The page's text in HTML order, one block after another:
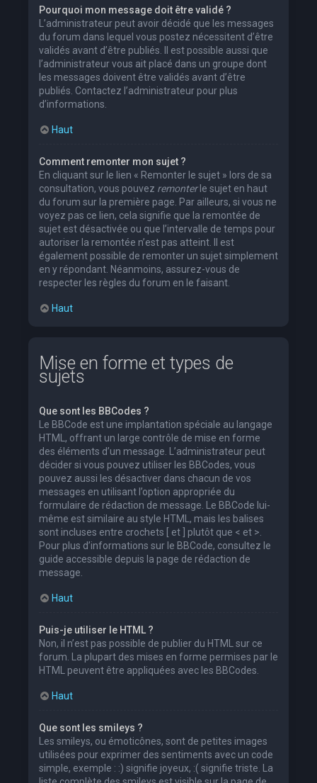
Pourquoi mon message doit être validé ?
L’administrateur peut avoir décidé que les messages
du forum dans lequel vous postez nécessitent d’être
validés avant d’être publiés. Il est possible aussi que
l’administrateur vous ait placé dans un groupe dont
les messages doivent être validés avant d’être
publiés. Contactez l’administrateur pour plus
d’informations.
Haut
Comment remonter mon sujet ?
En cliquant sur le lien « Remonter le sujet » lors de sa
consultation, vous pouvez remonterle sujet en haut
du forum sur la première page. Par ailleurs, si vous ne
voyez pas ce lien, cela signifie que la remontée de
sujet est désactivée ou que l’intervalle de temps pour
autoriser la remontée n’est pas atteint. Il est
également possible de remonter un sujet simplement
en y répondant. Néanmoins, assurez-vous de
respecter les règles du forum en le faisant.
Haut
Mise en forme et types de
sujets
Que sont les BBCodes ?
Le BBCode est une implantation spéciale au langage
HTML, offrant un large contrôle de mise en forme
des éléments d’un message. L’administrateur peut
décider si vous pouvez utiliser les BBCodes, vous
pouvez aussi les désactiver dans chacun de vos
messages en utilisant l’option appropriée du
formulaire de rédaction de message. Le BBCode lui-
même est similaire au style HTML, mais les balises
sont incluses entre crochets [ et ] plutôt que < et >.
Pour plus d’informations sur le BBCode, consultez le
guide accessible depuis la page de rédaction de
message.
Haut
Puis-je utiliser le HTML ?
Non, il n’est pas possible de publier du HTML sur ce
forum. La plupart des mises en forme permises par le
HTML peuvent être appliquées avec les BBCodes.
Haut
Que sont les smileys ?
Les smileys, ou émoticônes, sont de petites images
utilisées pour exprimer des sentiments avec un code
simple, exemple : :) signifie joyeux, :( signifie triste. La